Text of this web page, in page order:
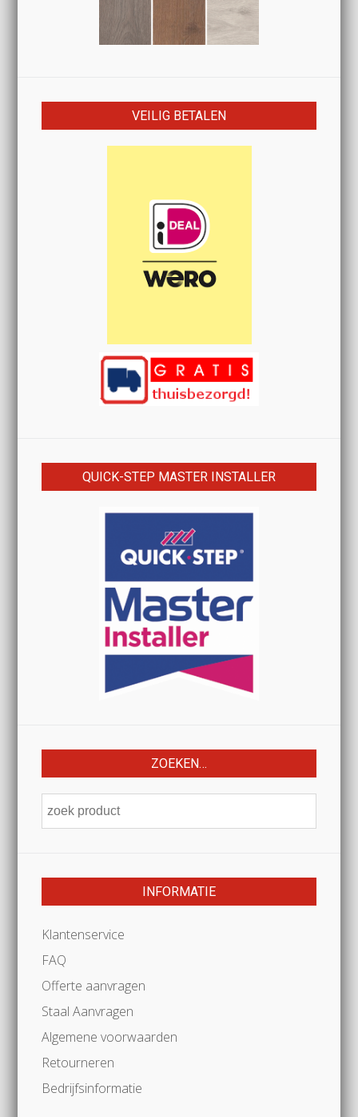
VEILIG BETALEN
QUICK-STEP MASTER INSTALLER
ZOEKEN…
INFORMATIE
Klantenservice
FAQ
Offerte aanvragen
Staal Aanvragen
Algemene voorwaarden
Retourneren
Bedrijfsinformatie